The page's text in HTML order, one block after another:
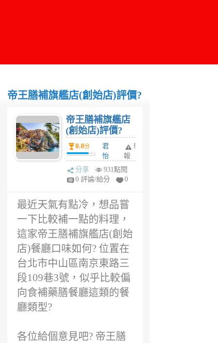
帝王膳補旗艦店(創始店)評價?
帝王膳補旗艦店
(創始店)評價?
0.0分
君
怡
6
年
舉
報
分享
931點閱
0 評論/給分
0
最近天氣有點冷，想品嘗
一下比較補一點的料理，
這家帝王膳補旗艦店(創始
店)餐廳口味如何? 位置在
台北市中山區南京東路三
段109巷3號，似乎比較偏
向食補藥膳餐廳這類的餐
廳類型?
各位給個意見吧? 帝王膳